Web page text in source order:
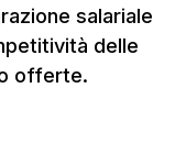
salariale
delle
offerte.